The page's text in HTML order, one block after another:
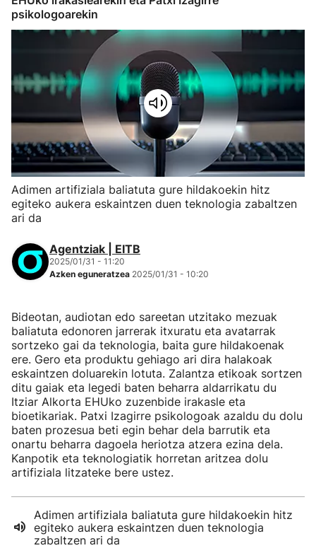
psikologoarekin
Adimen artifiziala baliatuta gure hildakoekin hitz
egiteko aukera eskaintzen duen teknologia zabaltzen
ari da
Agentziak | EITB
2025/01/31 - 11:20
Azken eguneratzea 2025/01/31 - 10:20
Bideotan, audiotan edo sareetan utzitako mezuak
baliatuta edonoren jarrerak itxuratu eta avatarrak
sortzeko gai da teknologia, baita gure hildakoenak
ere. Gero eta produktu gehiago ari dira halakoak
eskaintzen doluarekin lotuta. Zalantza etikoak sortzen
ditu gaiak eta legedi baten beharra aldarrikatu du
Itziar Alkorta EHUko zuzenbide irakasle eta
bioetikariak. Patxi Izagirre psikologoak azaldu du dolu
baten prozesua beti egin behar dela barrutik eta
onartu beharra dagoela heriotza atzera ezina dela.
Kanpotik eta teknologiatik horretan aritzea dolu
artifiziala litzateke bere ustez.
Adimen artifiziala baliatuta gure hildakoekin hitz
egiteko aukera eskaintzen duen teknologia
zabaltzen ari da